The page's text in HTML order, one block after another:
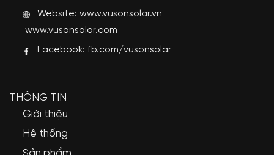
Website:www.vusonsolar.vn
www.vusonsolar.com
Facebook: fb.com/vusonsolar
THÔNG TIN
Giới thiệu
Hệ thống